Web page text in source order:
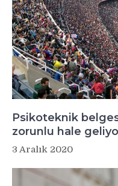
Psikoteknik
zorunlu hale
3 Aralık 2020